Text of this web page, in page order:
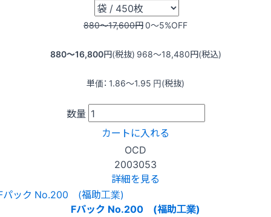
880〜17,600円0〜5%OFF
880〜16,800円(税抜) 968〜18,480円(税込)
単価： 1.86〜1.95 円(税抜)
数量
カートに入れる
OCD
2003053
詳細を見る
Fパック No.200 (福助工業)